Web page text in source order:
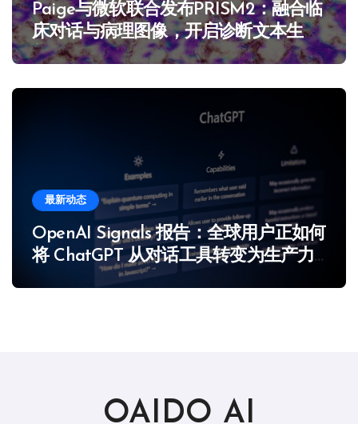
Paige与微软联合发布PRISM2：融合临
床对话与病理图像，开启诊断文本生成
新范式
最新动态
OpenAI Signals 报告：全球用户正如何
将 ChatGPT 从对话工具转变为生产力
OAIDO AI